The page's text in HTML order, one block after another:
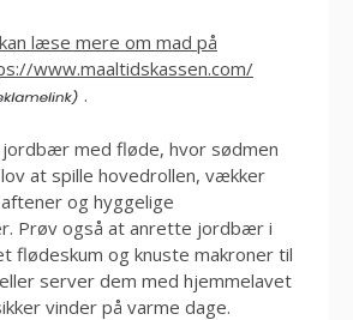
kan læse mere om mad på
www.maaltidskassen.com/
.
jordbær med fløde, hvor sødmen
at spille hovedrollen, vækker
og hyggelige
Prøv også at anrette jordbær i
flødeskum og knuste makroner til
server dem med hjemmelavet
vinder på varme dage.